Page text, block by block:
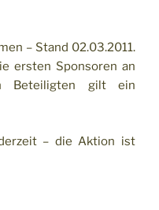
– Stand 02.03.2011.
ersten Sponsoren an
Beteiligten gilt ein
– die Aktion ist